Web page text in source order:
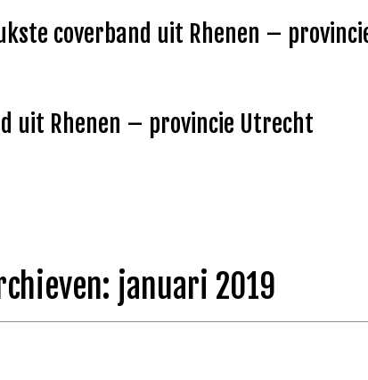
coverband uit Rhenen –
uit Rhenen – provincie Utrecht
januari 2019